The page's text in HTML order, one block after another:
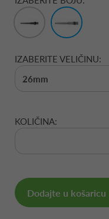
IZABERITE VELIČINU:
26mm
KOLIČINA:
Dodajte u košaricu